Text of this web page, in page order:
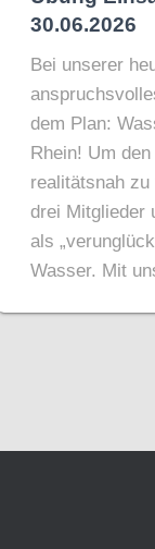
30.06.2026
Bei unserer
dem Plan:
Rhein! Um
realitätsnah
drei Mitglieder
als
Wasser. Mit